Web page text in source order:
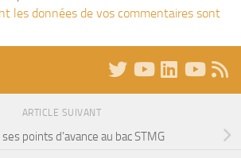
les données de vos commentaires sont
ARTICLE SUIVANT
ses points d’avance au bac STMG